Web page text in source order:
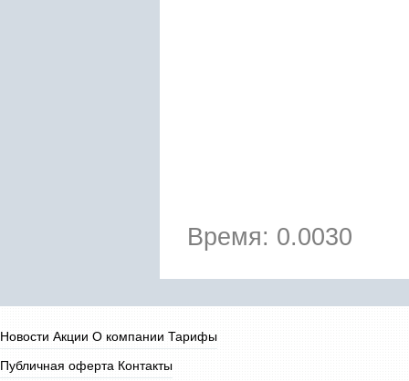
Время: 0.0030
Новости Акции О компании Тарифы
Публичная оферта Контакты